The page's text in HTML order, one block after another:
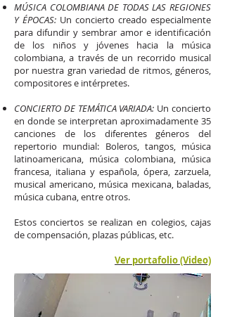
MÚSICA COLOMBIANA DE TODAS LAS REGIONES
Y ÉPOCAS: Un concierto creado especialmente
para difundir y sembrar amor e identificación
de los niños y jóvenes hacia la música
colombiana, a través de un recorrido musical
por nuestra gran variedad de ritmos, géneros,
compositores e intérpretes.
CONCIERTO DE TEMÁTICA VARIADA: Un concierto
en donde se interpretan aproximadamente 35
canciones de los diferentes géneros del
repertorio mundial: Boleros, tangos, música
latinoamericana, música colombiana, música
francesa, italiana y española, ópera, zarzuela,
musical americano, música mexicana, baladas,
música cubana, entre otros.
Estos conciertos se realizan en colegios, cajas
de compensación, plazas públicas, etc.
Ver portafolio (Video)